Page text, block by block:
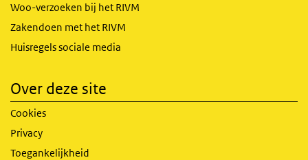
Woo-verzoeken bij het RIVM
Zakendoen met het RIVM
Huisregels sociale media
Over deze site
Cookies
Privacy
Toegankelijkheid